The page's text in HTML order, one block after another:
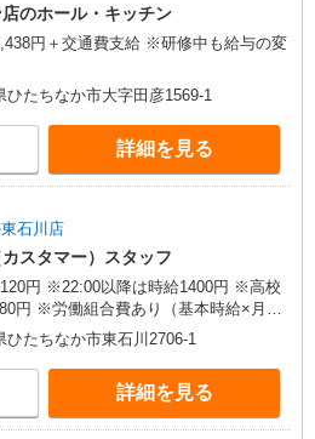
のホール・キッチン
＋交通費支給 ※研修中も給与の変
ひたちなか市大字田彦1569-1
詳細を見る
石川店
スタマー）スタッフ
円 ※22:00以降は時給1400円 ※高校
円 ※労働組合費あり（基本時給×月間
土日・祝は時給＋
ひたちなか市東石川2706-1
詳細を見る